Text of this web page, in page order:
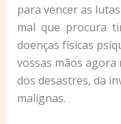
para vencer as
mal que procura
doenças físicas
vossas mãos
dos desastres, da
malígnas.